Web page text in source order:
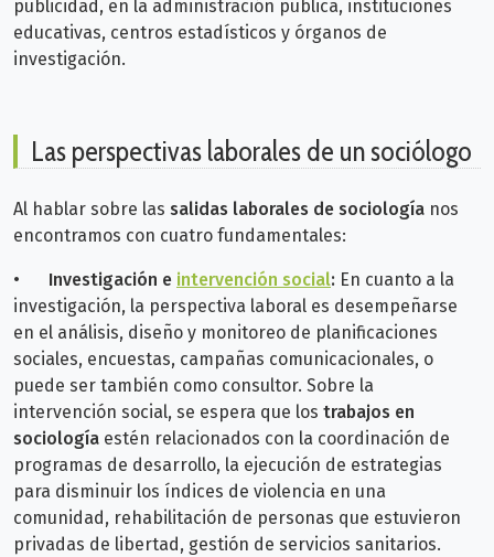
publicidad, en la administración pública, instituciones
educativas, centros estadísticos y órganos de
investigación.
Las perspectivas laborales de un sociólogo
Al hablar sobre las salidas laborales de sociología nos
encontramos con cuatro fundamentales:
• Investigación e intervención social: En cuanto a la
investigación, la perspectiva laboral es desempeñarse
en el análisis, diseño y monitoreo de planificaciones
sociales, encuestas, campañas comunicacionales, o
puede ser también como consultor. Sobre la
intervención social, se espera que los trabajos en
sociología estén relacionados con la coordinación de
programas de desarrollo, la ejecución de estrategias
para disminuir los índices de violencia en una
comunidad, rehabilitación de personas que estuvieron
privadas de libertad, gestión de servicios sanitarios.